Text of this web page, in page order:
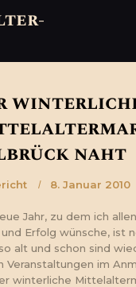
&
naht
8. Januar 2010
Jahr, zu dem ich
und Erfolg wünsche, ist
alt und schon sind
Veranstaltungen im
winterliche